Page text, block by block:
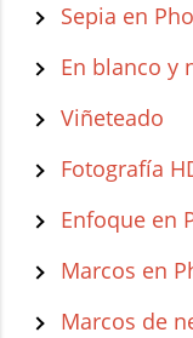
Sepia en
En blanco y
Viñeteado
Fotografía
Enfoque en
Marcos en
Marcos de